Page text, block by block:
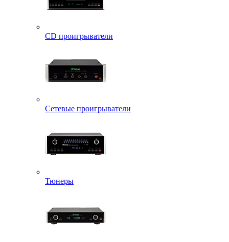
CD проигрыватели
Сетевые проигрыватели
Тюнеры